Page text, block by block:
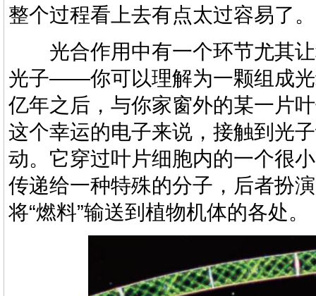
整个过程看上去有点太过容易了。
光合作用中有一个环节尤其让
光子——你可以理解为一颗组成
亿年之后，与你家窗外的某一片
这个幸运的电子来说，接触到光
动。它穿过叶片细胞内的一个很
传递给一种特殊的分子，后者扮
将“燃料”输送到植物机体的各处。